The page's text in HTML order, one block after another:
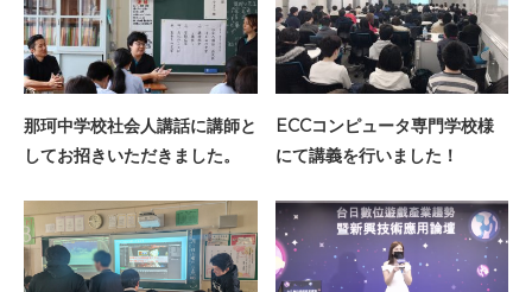
那珂中学校社会人講話に講師と
してお招きいただきました。
ECCコンピュータ専門学校様
にて講義を行いました！